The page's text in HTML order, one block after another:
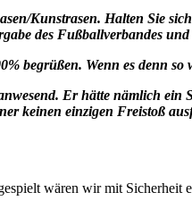
Kunstrasen. Halten Sie
des Fußballverbandes
begrüßen. Wenn es denn so
Er hätte nämlich
keinen einzigen Freistoß
wären wir mit Sicherheit